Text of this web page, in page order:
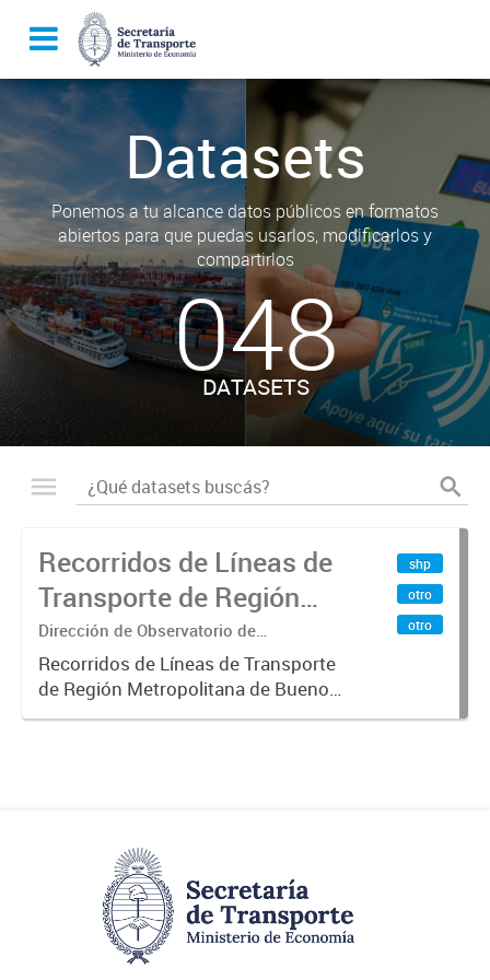
Datasets
Ponemos a tu alcance datos públicos en formatos
abiertos para que puedas usarlos, modificarlos y
compartirlos
048
DATASETS
Recorridos de Líneas de
Transporte de Región
Metropolitana de
Buenos Aires (RMBA)
Dirección de Observatorio de
Transporte, Estudio y Sistemas
Recorridos de Líneas de Transporte
de Región Metropolitana de Buenos
Aires (RMBA).-
shp
otro
otro